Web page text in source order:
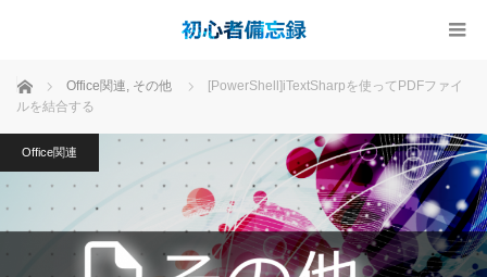
ホーム Office関連, その他
[PowerShell]iTextSharpを使ってPDFファイ
ルを結合する
Office関連